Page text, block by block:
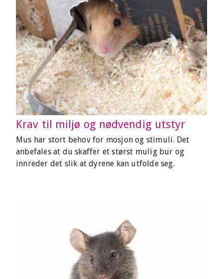
Krav til miljø og nødvendig utstyr
Mus har stort behov for mosjon og stimuli. Det
anbefales at du skaffer et størst mulig bur og
innreder det slik at dyrene kan utfolde seg.